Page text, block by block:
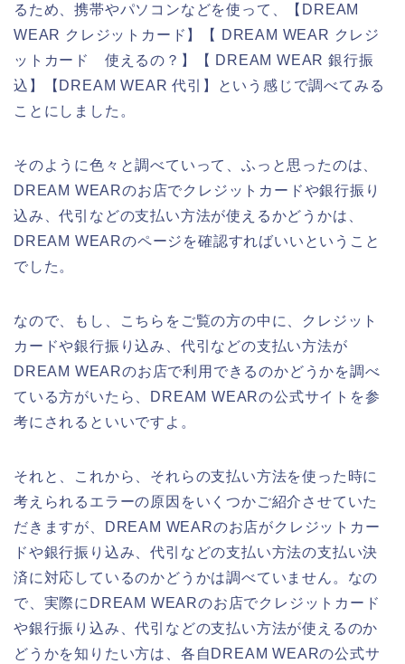
るため、携帯やパソコンなどを使って、【DREAM
WEAR クレジットカード】【 DREAM WEAR クレジ
ットカード 使えるの？】【 DREAM WEAR 銀行振
込】【DREAM WEAR 代引】という感じで調べてみる
ことにしました。
そのように色々と調べていって、ふっと思ったのは、
DREAM WEARのお店でクレジットカードや銀行振り
込み、代引などの支払い方法が使えるかどうかは、
DREAM WEARのページを確認すればいいということ
でした。
なので、もし、こちらをご覧の方の中に、クレジット
カードや銀行振り込み、代引などの支払い方法が
DREAM WEARのお店で利用できるのかどうかを調べ
ている方がいたら、DREAM WEARの公式サイトを参
考にされるといいですよ。
それと、これから、それらの支払い方法を使った時に
考えられるエラーの原因をいくつかご紹介させていた
だきますが、DREAM WEARのお店がクレジットカー
ドや銀行振り込み、代引などの支払い方法の支払い決
済に対応しているのかどうかは調べていません。なの
で、実際にDREAM WEARのお店でクレジットカード
や銀行振り込み、代引などの支払い方法が使えるのか
どうかを知りたい方は、各自DREAM WEARの公式サ